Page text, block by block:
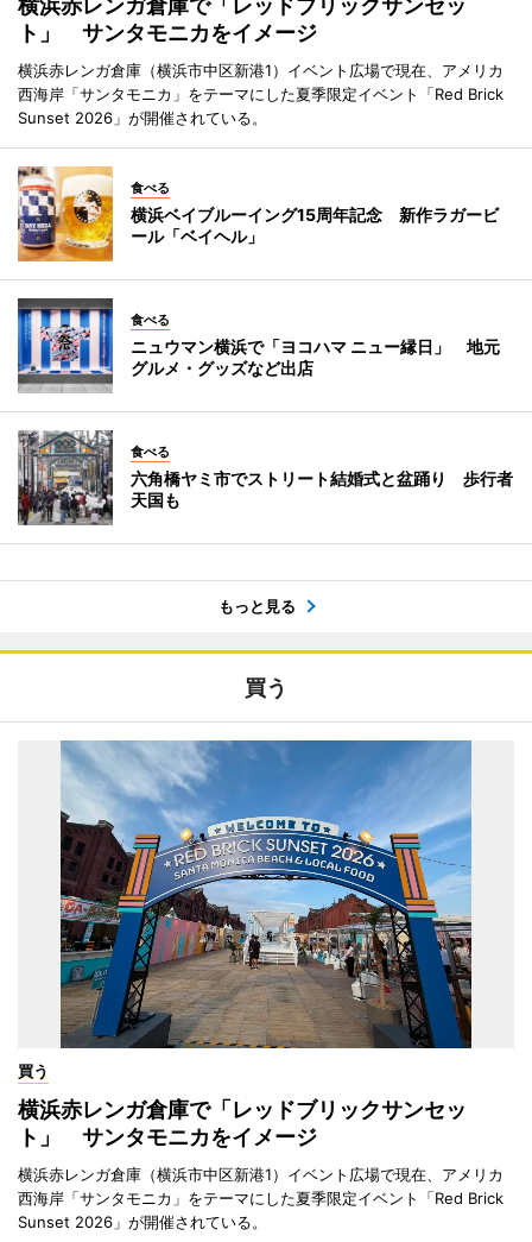
横浜赤レンガ倉庫で「レッドブリックサンセッ
ト」 サンタモニカをイメージ
横浜赤レンガ倉庫（横浜市中区新港1）イベント広場で現在、アメリカ
西海岸「サンタモニカ」をテーマにした夏季限定イベント「Red Brick
Sunset 2026」が開催されている。
食べる
横浜ベイブルーイング15周年記念 新作ラガービ
ール「ベイヘル」
食べる
ニュウマン横浜で「ヨコハマ ニュー縁日」 地元
グルメ・グッズなど出店
食べる
六角橋ヤミ市でストリート結婚式と盆踊り 歩行者
天国も
もっと見る
買う
買う
横浜赤レンガ倉庫で「レッドブリックサンセッ
ト」 サンタモニカをイメージ
横浜赤レンガ倉庫（横浜市中区新港1）イベント広場で現在、アメリカ
西海岸「サンタモニカ」をテーマにした夏季限定イベント「Red Brick
Sunset 2026」が開催されている。